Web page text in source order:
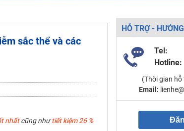
sắc thể và các
nhấtcũng nhưtiết kiệm 26 %
HỖ TRỢ -
Tel:
Hotline:
(Thời gian
Email: